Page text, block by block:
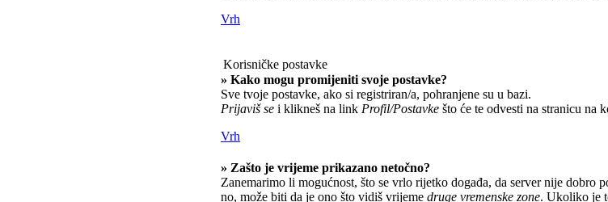
Vrh
Korisničke postavke
» Kako mogu promijeniti svoje postavke?
Sve tvoje postavke, ako si registriran/a, pohranjene su u bazi.
Prijaviš se i klikneš na link Profil/Postavke što će te odvesti na stranicu na
Vrh
» Zašto je vrijeme prikazano netočno?
Zanemarimo li mogućnost, što se vrlo rijetko događa, da server nije dobro
no, može biti da je ono što vidiš vrijeme druge vremenske zone. Ukoliko je